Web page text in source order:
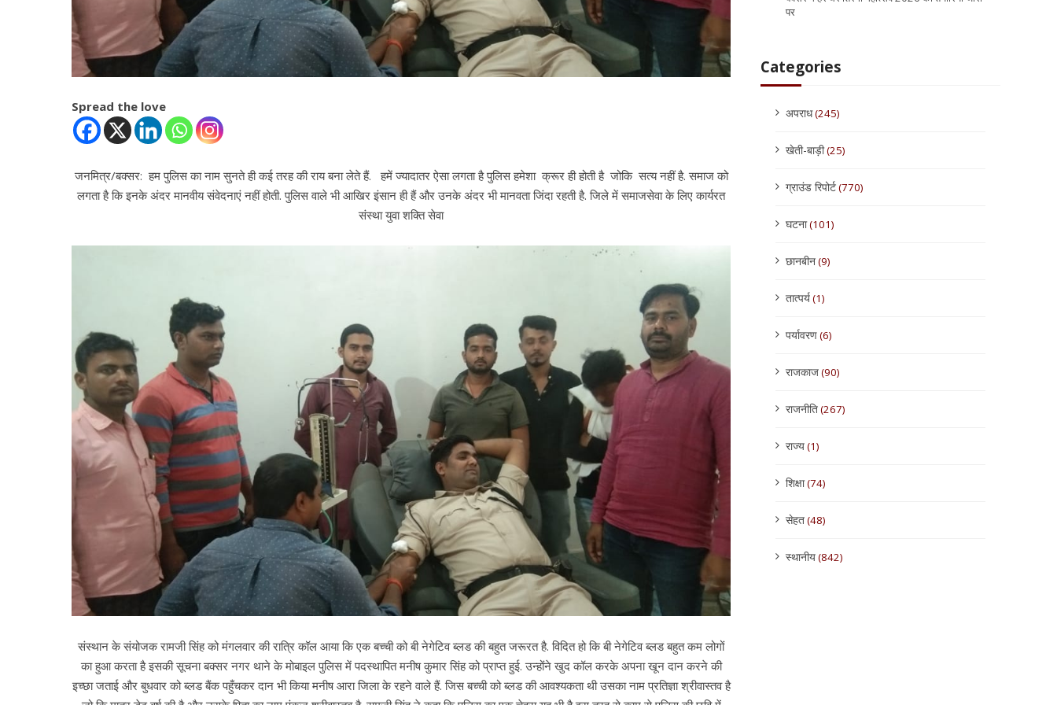
Spread the love
जनमित्र/बक्सर: हम पुलिस का नाम सुनते ही कई तरह की राय बना लेते हैं. हमें ज्यादातर ऐसा लगता है पुलिस हमेशा क्रूर ही होती है जोकि सत्य नहीं है. समाज को
लगता है कि इनके अंदर मानवीय संवेदनाएं नहीं होती. पुलिस वाले भी आखिर इंसान ही हैं और उनके अंदर भी मानवता जिंदा रहती है. जिले में समाजसेवा के लिए कार्यरत
संस्था युवा शक्ति सेवा
संस्थान के संयोजक रामजी सिंह को मंगलवार की रात्रि कॉल आया कि एक बच्ची को बी नेगेटिव ब्लड की बहुत जरूरत है. विदित हो कि बी नेगेटिव ब्लड बहुत कम लोगों
का हुआ करता है इसकी सूचना बक्सर नगर थाने के मोबाइल पुलिस में पदस्थापित मनीष कुमार सिंह को प्राप्त हुई. उन्होंने खुद कॉल करके अपना खून दान करने की
इच्छा जताई और बुधवार को ब्लड बैंक पहुँचकर दान भी किया मनीष आरा जिला के रहने वाले हैं. जिस बच्ची को ब्लड की आवश्यकता थी उसका नाम प्रतिज्ञा श्रीवास्तव है
पर
Categories
अपराध(245)
खेती-बाड़ी(25)
ग्राउंड रिपोर्ट(770)
घटना(101)
छानबीन(9)
तात्पर्य(1)
पर्यावरण(6)
राजकाज(90)
राजनीति(267)
राज्य(1)
शिक्षा(74)
सेहत(48)
स्थानीय(842)